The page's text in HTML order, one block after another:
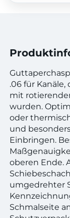
.06 für
mit
wurden.
oder
und
Einbringen.
oberen Ende.
umgedrehter
Schmalseite